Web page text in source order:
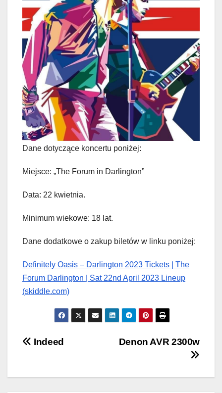
Dane dotyczące koncertu poniżej:
Miejsce: „The Forum in Darlington”
Data: 22 kwietnia.
Minimum wiekowe: 18 lat.
Dane dodatkowe o zakup biletów w linku poniżej:
Definitely Oasis – Darlington 2023 Tickets | The
Forum Darlington | Sat 22nd April 2023 Lineup
(skiddle.com)
Nawigacja
Denon AVR 2300w
Indeed